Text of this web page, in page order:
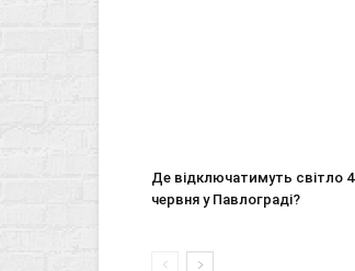
Де відключатимуть світло 4
червня у Павлограді?